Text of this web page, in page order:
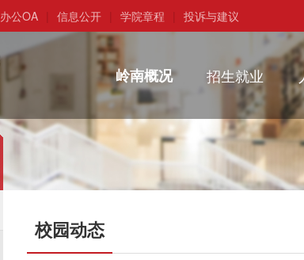
办公OA | 信息公开 | 学院章程 | 投诉与建议
岭南概况 招生就业
校园动态